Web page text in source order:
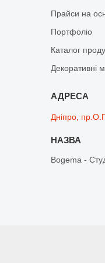
Прайси на
Портфоліо
Каталог
Декоративні
Дніпро,
Bogema -